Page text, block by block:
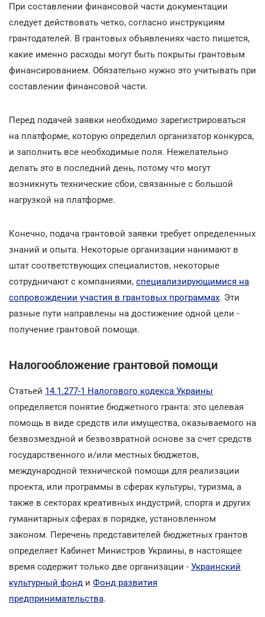
При составлении финансовой части документации
следует действовать четко, согласно инструкциям
грантодателей. В грантовых объявлениях часто пишется,
какие именно расходы могут быть покрыты грантовым
финансированием. Обязательно нужно это учитывать при
составлении финансовой части.
Перед подачей заявки необходимо зарегистрироваться
на платформе, которую определил организатор конкурса,
и заполнить все необходимые поля. Нежелательно
делать это в последний день, потому что могут
возникнуть технические сбои, связанные с большой
нагрузкой на платформе.
Конечно, подача грантовой заявки требует определенных
знаний и опыта. Некоторые организации нанимают в
штат соответствующих специалистов, некоторые
сотрудничают с компаниями, специализирующимися на
сопровождении участия в грантовых программах. Эти
разные пути направлены на достижение одной цели -
получение грантовой помощи.
Налогообложение грантовой помощи
Статьей 14.1.277-1 Налогового кодекса Украины
определяется понятие бюджетного гранта: это целевая
помощь в виде средств или имущества, оказываемого на
безвозмездной и безвозвратной основе за счет средств
государственного и/или местных бюджетов,
международной технической помощи для реализации
проекта, или программы в сферах культуры, туризма, а
также в секторах креативных индустрий, спорта и других
гуманитарных сферах в порядке, установленном
законом. Перечень представителей бюджетных грантов
определяет Кабинет Министров Украины, в настоящее
время содержит только две организации - Украинский
культурный фонд и Фонд развития
предпринимательства.